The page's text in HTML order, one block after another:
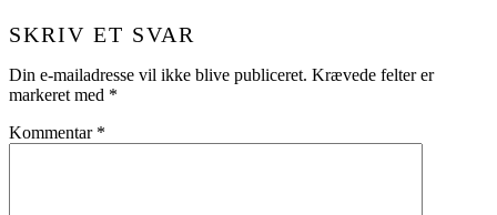
SKRIV ET SVAR
Din e-mailadresse vil ikke blive publiceret. Krævede felter er
markeret med *
Kommentar *